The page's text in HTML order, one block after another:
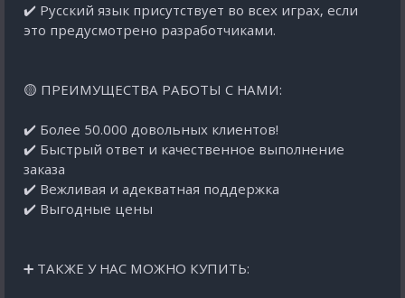
✔️ Русский язык присутствует во всех играх, если
это предусмотрено разработчиками.
🟡 ПРЕИМУЩЕСТВА РАБОТЫ С НАМИ:
✔️ Более 50.000 довольных клиентов!
✔️ Быстрый ответ и качественное выполнение
заказа
✔️ Вежливая и адекватная поддержка
✔️ Выгодные цены
➕ ТАКЖЕ У НАС МОЖНО КУПИТЬ: